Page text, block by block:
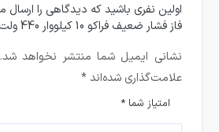
فاز فشار ضعیف فراکو 10 کیلووار 440 ولت LKT 12.5-440DB”
نشانی ایمیل شما منتشر نخواهد شد.
علامت‌گذاری شده‌اند*
امتیاز شما*